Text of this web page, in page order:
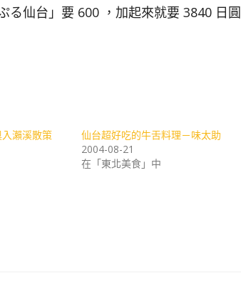
る仙台」要 600 ，加起來就要 3840 日圓
瀨溪散策
仙台超好吃的牛舌料理－味太助
2004-08-21
在「東北美食」中